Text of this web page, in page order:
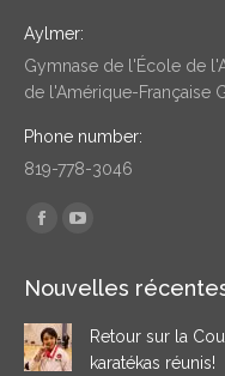
Aylmer:
Gymnase de l'École de
de l'Amérique-Française
Phone number:
819-778-3046
Trouvez nous sur :
Facebook
opens
in
new
opens
new
Nouvelles
Retour sur la
karatékas réunis!